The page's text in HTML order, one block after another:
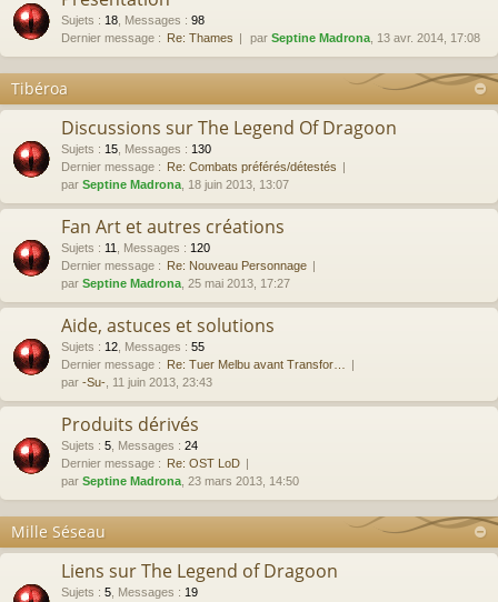
Sujets : 18 Messages : 98
Dernier message : Re: Thames par Septine Madrona , 13 avr. 2014, 17:08
Tibéroa
Discussions sur The Legend Of Dragoon
Sujets : 15 Messages : 130
Dernier message : Re: Combats préférés/détestés
par Septine Madrona , 18 juin 2013, 13:07
Fan Art et autres créations
Sujets : 11 Messages : 120
Dernier message : Re: Nouveau Personnage
par Septine Madrona , 25 mai 2013, 17:27
Aide, astuces et solutions
Sujets : 12 Messages : 55
Dernier message : Re: Tuer Melbu avant Transfor…
par -Su- , 11 juin 2013, 23:43
Produits dérivés
Sujets : 5 Messages : 24
Dernier message : Re: OST LoD
par Septine Madrona , 23 mars 2013, 14:50
Mille Séseau
Liens sur The Legend of Dragoon
Sujets : 5 Messages : 19